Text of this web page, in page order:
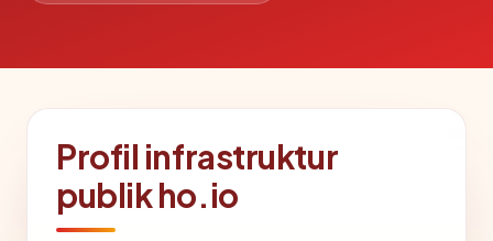
Profil infrastruktur
publik ho.io